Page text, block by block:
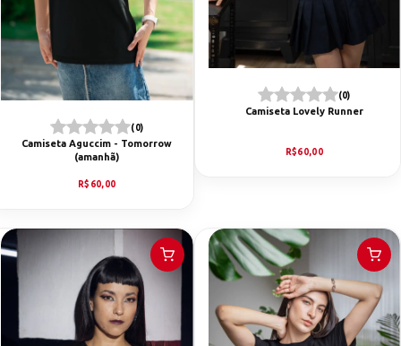
(0)
Camiseta Aguccim - Tomorrow
(amanhã)
R$60,00
(0)
Camiseta Lovely Runner
R$60,00